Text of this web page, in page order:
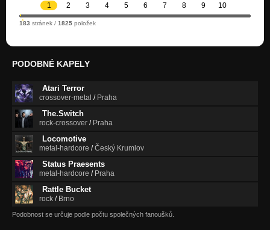
1 2 3 4 5 6 7 8 9 10
183 stránek / 1825 položek
PODOBNÉ KAPELY
Atari Terror
crossover-metal / Praha
The.Switch
rock-crossover / Praha
Locomotive
metal-hardcore /Český Krumlov
Status Praesents
metal-hardcore / Praha
Rattle Bucket
rock / Brno
Podobnost se určuje podle počtu společných fanoušků.